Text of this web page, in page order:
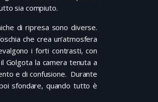
sia compiuto.
di ripresa sono diverse.
che crea un’atmosfera
i forti contrasti, con
Golgota la camera tenuta a
e di confusione. Durante
sfondare, quando tutto è